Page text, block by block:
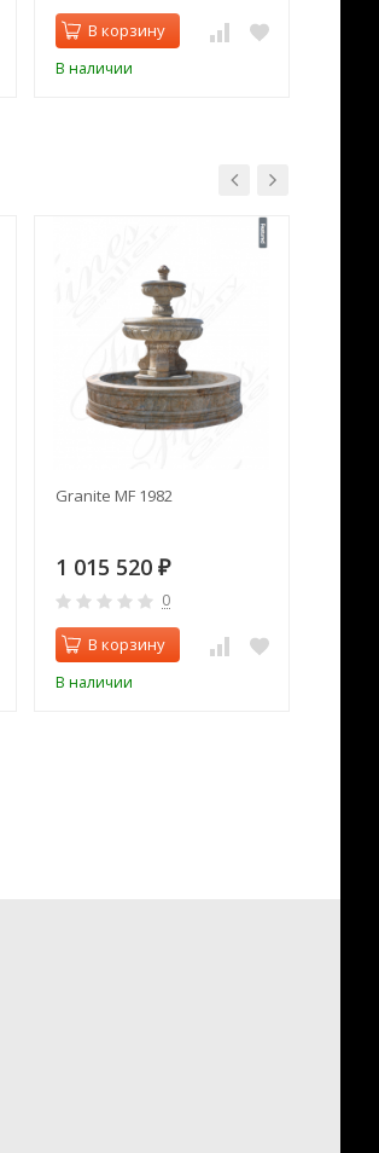
В корзину
В наличии
Granite MF 1982
1 015 520 ₽
0
В корзину
В наличии